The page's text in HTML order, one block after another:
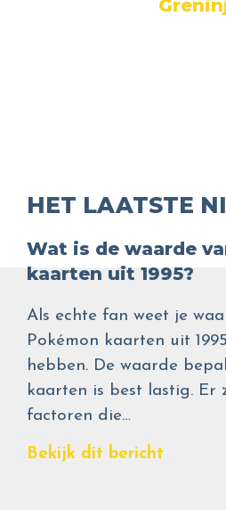
HET LAATSTE
Wat is de waarde
kaarten uit 1995?
Als echte fan weet je
Pokémon kaarten uit
hebben. De waarde
kaarten is best lastig. Er
factoren die…
Bekijk dit bericht